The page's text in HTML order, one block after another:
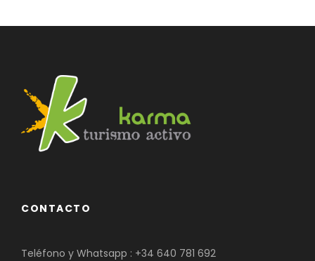
CONTACTO
Teléfono y Whatsapp : +34 640 781 692